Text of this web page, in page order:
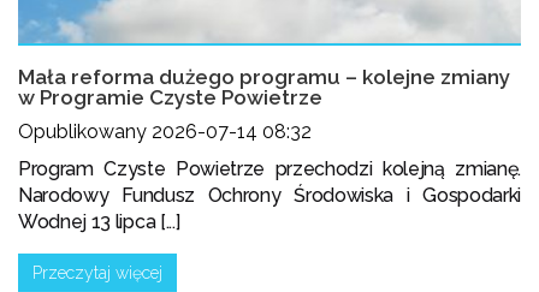
Mała reforma dużego programu – kolejne zmiany
w Programie Czyste Powietrze
Opublikowany 2026-07-14 08:32
Program Czyste Powietrze przechodzi kolejną zmianę.
Narodowy Fundusz Ochrony Środowiska i Gospodarki
Wodnej 13 lipca [...]
Przeczytaj więcej